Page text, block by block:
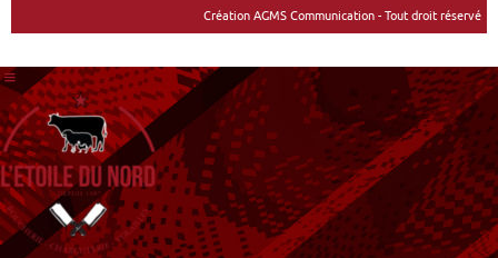
Création AGMS Communication - Tout droit réservé